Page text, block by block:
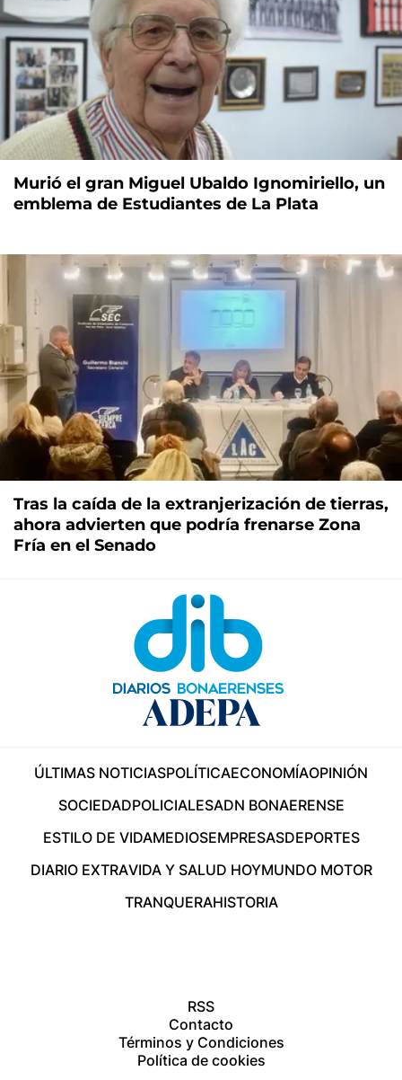
Murió el gran Miguel Ubaldo Ignomiriello, un
emblema de Estudiantes de La Plata
Tras la caída de la extranjerización de tierras,
ahora advierten que podría frenarse Zona
Fría en el Senado
ÚLTIMAS NOTICIASPOLÍTICAECONOMÍAOPINIÓN
SOCIEDADPOLICIALESADN BONAERENSE
ESTILO DE VIDAMEDIOSEMPRESASDEPORTES
DIARIO EXTRAVIDA Y SALUD HOYMUNDO MOTOR
TRANQUERAHISTORIA
RSS
Contacto
Términos y Condiciones
Política de cookies